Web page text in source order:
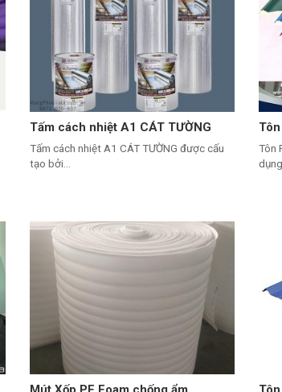
Tấm cách nhiệt A1 CÁT TƯỜNG
Tấm cách nhiệt A1 CÁT TƯỜNG được cấu
tạo bởi...
Tôn